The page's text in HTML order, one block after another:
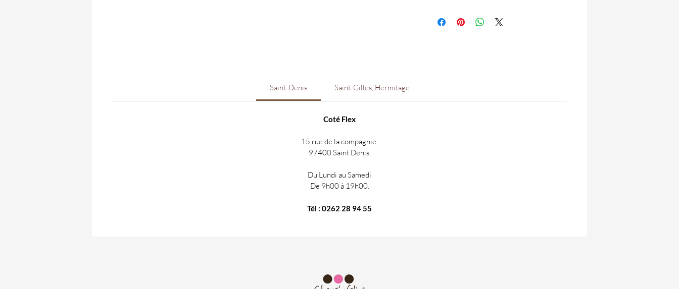
Saint-Denis Saint-Gilles, Hermitage
Coté Flex
15 rue de la compagnie
97400 Saint Denis.
Du Lundi au Samedi
De 9h00 à 19h00.
Tél : 0262 28 94 55